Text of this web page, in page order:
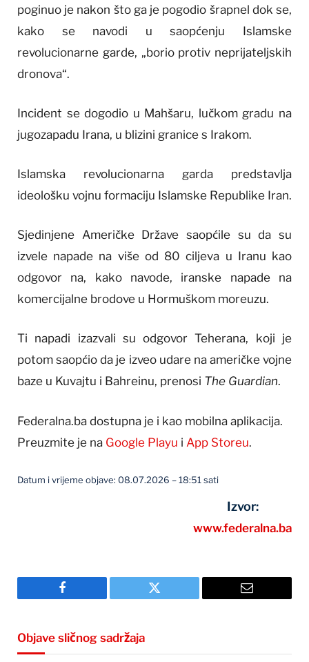
poginuo je nakon što ga je pogodio šrapnel dok se,
kako se navodi u saopćenju Islamske
revolucionarne garde, „borio protiv neprijateljskih
dronova“.
Incident se dogodio u Mahšaru, lučkom gradu na
jugozapadu Irana, u blizini granice s Irakom.
Islamska revolucionarna garda predstavlja
ideološku vojnu formaciju Islamske Republike Iran.
Sjedinjene Američke Države saopćile su da su
izvele napade na više od 80 ciljeva u Iranu kao
odgovor na, kako navode, iranske napade na
komercijalne brodove u Hormuškom moreuzu.
Ti napadi izazvali su odgovor Teherana, koji je
potom saopćio da je izveo udare na američke vojne
baze u Kuvajtu i Bahreinu, prenosi The Guardian.
Federalna.ba dostupna je i kao mobilna aplikacija.
Preuzmite je na Google Playu i App Storeu.
Datum i vrijeme objave: 08.07.2026 – 18:51 sati
Izvor:
www.federalna.ba
Facebook Twitter Email
Objave sličnog sadržaja